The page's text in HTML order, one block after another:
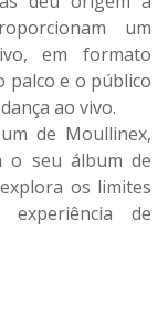
um
em formato
palco e o público
ao vivo.
de Moullinex,
o seu álbum de
os limites
de